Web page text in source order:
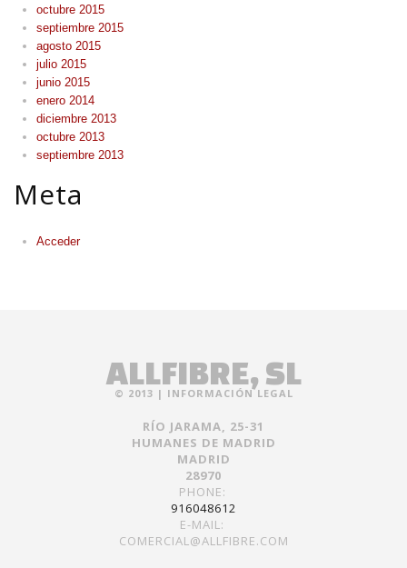
octubre 2015
septiembre 2015
agosto 2015
julio 2015
junio 2015
enero 2014
diciembre 2013
octubre 2013
septiembre 2013
Meta
Acceder
ALLFIBRE, SL
© 2013 | INFORMACIÓN LEGAL
RÍO JARAMA, 25-31
HUMANES DE MADRID
MADRID
28970
PHONE:
916048612
E-MAIL:
COMERCIAL@ALLFIBRE.COM